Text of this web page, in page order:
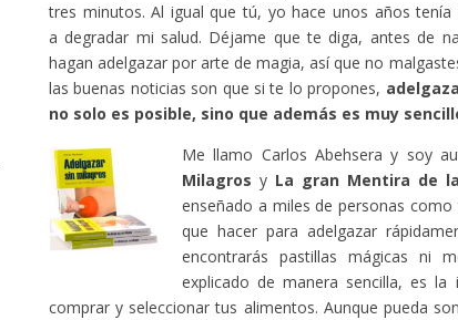
tres minutos. Al igual que tú, yo hace unos años
a degradar mi salud. Déjame que te diga, antes de
hagan adelgazar por arte de magia, así que no
las buenas noticias son que si te lo propones,
no solo es posible, sino que además es muy
Me llamo Carlos Abehsera y soy
Milagros y La gran Mentira de
enseñado a miles de personas
que hacer para adelgazar
encontrarás pastillas mágicas ni
explicado de manera sencilla, es
comprar y seleccionar tus alimentos. Aunque pueda